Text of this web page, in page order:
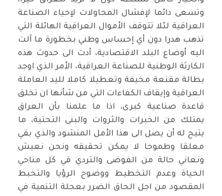
وتسعى دائما لإفشال المحاولات لإحياء الصناعة
العراقية لئلا تتوقف الأموال العراقية الهائلة التي
تذهب هدرا دون أي إحساس وطني بخطورة ما آلت
اليه أوضاع البلد الاقتصادية، أدت الى حدوث هذه
الكارثة الوطنية للصناعة العراقية، الأمر الذي اوجد
بطالة مقنعة مخيفة وتعطيلا كاملا لليد العاملة
العراقية وإيقاف الكفاءات التي من شأنها ان تخلق
قاعدة صناعية كبرى، اذا ما علمنا بأن العراق
يمتلك من الخبرات والثروات والبنى التحتية، ما
يتيح له أن يصل الى هذا الأمل المنشود والذي بقي
معلقا وطموحا لا يمكن تحقيقه ونحن نعيش
ونعاني حالة من الفوضى والتردي في كل مناحي
الحياة وعدم التخطيط ووضوح الرؤيا والتخبط
المقصود من اجل الحاق الضرر بعجلة التنمية في